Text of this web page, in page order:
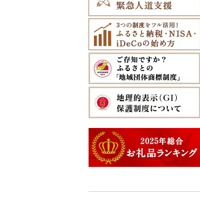
滝川市
比布町
鶴居村
釧路市
苫前町
当別町
占冠村
上士幌町
平取町
七飯町
北見市
田舎館村
青森県（県庁）
三沢市
西目屋村
大槌町
大郷町
南三陸町
仙台市
大河原町
角田市
涌谷町
東松島市
西川町
高畠町
山形市
三川町
大江町
米沢市
新地町
葛尾村
三島町
桑折町
矢吹町
国見町
檜枝岐村
喜多方市
南相馬市
会津若松市
大熊町
鉾田市
桜川市
石岡市
茨城県（県庁）
坂東市
小美玉市
日立市
大子町
鹿嶋市
阿見町
那珂市
高崎市
群馬県（県庁）
大泉町
長野原町
中之条町
東松山市
入間市
志木市
北本市
桶川市
加須市
三郷市
八潮市
越生町
さいたま市
鴻巣市
木更津市
茂原市
野田市
山武市
鴨川市
印西市
神崎町
船橋市
千葉市
白井市
成田市
渋谷区
千代田区
新宿区
江東区
青梅市
国立市
品川区
福生市
小平市
文京区
大田区
茅ヶ崎市
川崎市
厚木市
海老名市
相模原市
座間市
二宮町
新潟市
丹波山村
小諸市
木曽町
箕輪町
駒ヶ根市
王滝村
千曲市
辰野町
茅野市
喬木村
阿智村
小川村
関ケ原町
七宗町
笠松町
東白川村
土岐市
岐阜県（県庁）
下呂市
多治見市
垂井町
恵那市
白川町
川根本町
富士市
御前崎市
東伊豆町
西伊豆町
清水町
南伊豆町
松崎町
湖西市
磐田市
三島市
新城市
春日井市
瀬戸市
大府市
半田市
あま市
岩倉市
小牧市
愛西市
長久手市
豊川市
京田辺市
向日市
河南町
和泉市
高槻市
豊中市
箕面市
太子町
岬町
千早赤阪村
東大阪市
摂津市
島本町
加西市
宝塚市
淡路市
丹波篠山市
香美町
芦屋市
神戸市
川西市
三田市
赤穂市
相生市
明日香村
吉野町
奈良市
大和郡山市
野迫川村
葛城市
三宅町
生駒市
東吉野村
五條市
香芝市
日高町
有田川町
印南町
和歌山県（県庁）
みなべ町
かつらぎ町
田辺市
北山村
串本町
鏡野町
大豊町
田野町
高知市
東洋町
越知町
安芸市
本山町
土佐清水市
北川村
佐川町
梼原町
豊前市
嘉麻市
筑後市
大木町
直方市
遠賀町
大任町
北九州市
宇美町
小郡市
福津市
宇土市
荒尾市
産山村
益城町
御船町
山都町
阿蘇市
合志市
美里町
苓北町
嘉島町
串間市
五ヶ瀬町
高原町
小林市
高鍋町
美郷町
諸塚村
都農町
宇検村
天城町
南種子町
知名町
与論町
錦江町
霧島市
鹿児島県（県庁）
阿久根市
日置市
肝付町
豊見城市
東村
読谷村
恩納村
伊平屋村
西原町
金武町
宜野座村
名護市
国頭村
石垣市